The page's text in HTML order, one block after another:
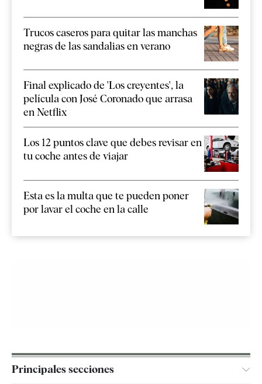
Trucos caseros para quitar las manchas
negras de las sandalias en verano
Final explicado de 'Los creyentes', la
película con José Coronado que arrasa
en Netflix
Los 12 puntos clave que debes revisar en
tu coche antes de viajar
Esta es la multa que te pueden poner
por lavar el coche en la calle
Principales secciones